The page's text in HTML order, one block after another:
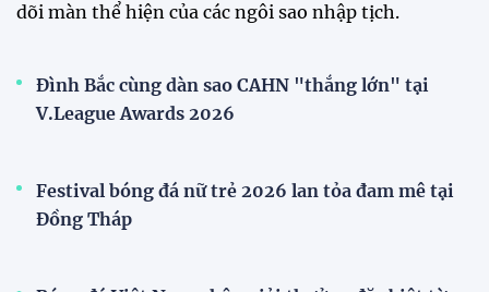
dõi màn thể hiện của các ngôi sao nhập tịch.
Đình Bắc cùng dàn sao CAHN "thắng lớn" tại
V.League Awards 2026
Festival bóng đá nữ trẻ 2026 lan tỏa đam mê tại
Đồng Tháp